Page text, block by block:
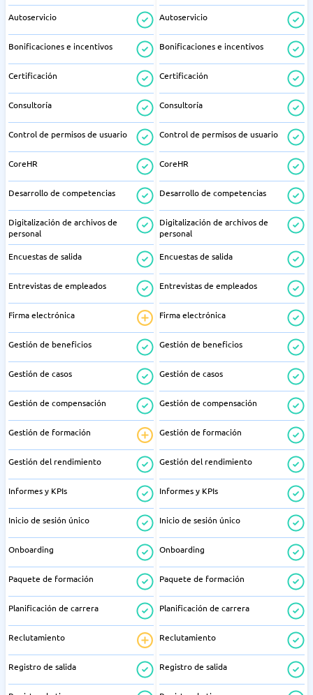
Autoservicio
Bonificaciones e incentivos
Certificación
Consultoría
Control de permisos de usuario
CoreHR
Desarrollo de competencias
Digitalización de archivos de
personal
Encuestas de salida
Entrevistas de empleados
Firma electrónica
Gestión de beneficios
Gestión de casos
Gestión de compensación
Gestión de formación
Gestión del rendimiento
Informes y KPIs
Inicio de sesión único
Onboarding
Paquete de formación
Planificación de carrera
Reclutamiento
Registro de salida
Autoservicio
Bonificaciones e incentivos
Certificación
Consultoría
Control de permisos de usuario
CoreHR
Desarrollo de competencias
Digitalización de archivos de
personal
Encuestas de salida
Entrevistas de empleados
Firma electrónica
Gestión de beneficios
Gestión de casos
Gestión de compensación
Gestión de formación
Gestión del rendimiento
Informes y KPIs
Inicio de sesión único
Onboarding
Paquete de formación
Planificación de carrera
Reclutamiento
Registro de salida